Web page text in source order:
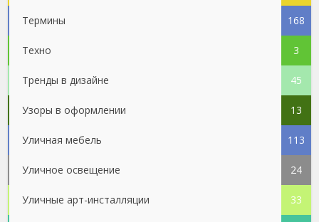
Термины 168
Техно 3
Тренды в дизайне 45
Узоры в оформлении 13
Уличная мебель 113
Уличное освещение 24
Уличные арт-инсталляции 33